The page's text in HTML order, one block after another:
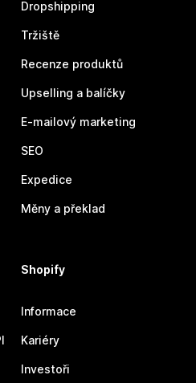
Dropshipping
Tržiště
Recenze produktů
Upselling a balíčky
E-mailový marketing
SEO
Expedice
Měny a překlad
Shopify
Informace
Kariéry
Investoři